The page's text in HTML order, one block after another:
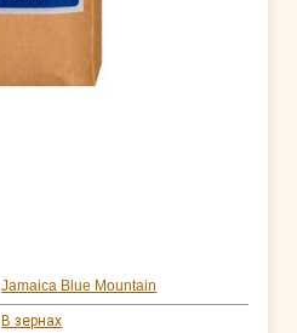
Jamaica Blue Mountain
В зернах